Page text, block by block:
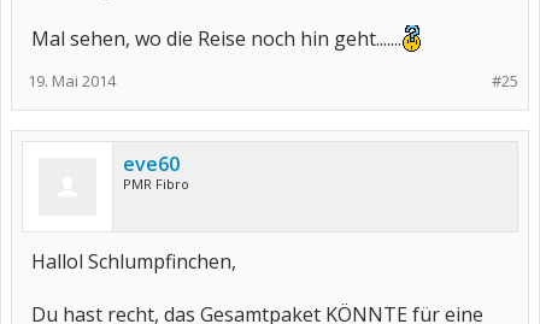
Mal sehen, wo die Reise noch hin geht.......
#25
19. Mai 2014
eve60
PMR Fibro
Hallol Schlumpfinchen,
Du hast recht, das Gesamtpaket KÖNNTE für eine